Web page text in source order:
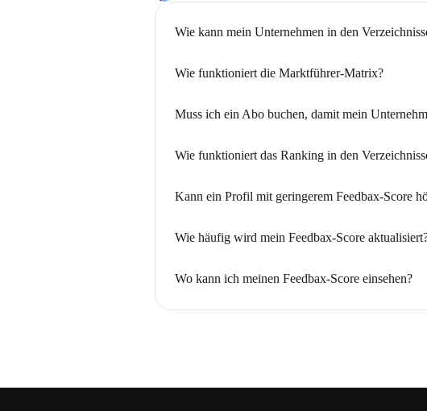
Wie kann mein Unternehmen in den
Wie funktioniert die Marktführer-Matrix?
Muss ich ein Abo buchen, damit mein
Wie funktioniert das Ranking in den
Kann ein Profil mit geringerem Feedbax-Score
Wie häufig wird mein Feedbax-Score
Wo kann ich meinen Feedbax-Score einsehen?